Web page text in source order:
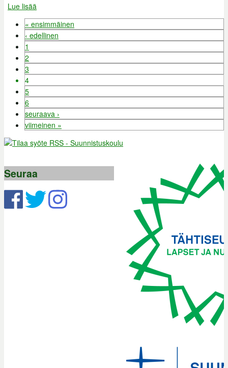
Lue lisää
Sivut« ensimmäinen
‹ edellinen
1
2
3
4
5
6
seuraava ›
viimeinen »
Seuraa